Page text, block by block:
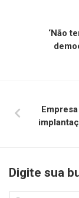
‘Não
Digite sua